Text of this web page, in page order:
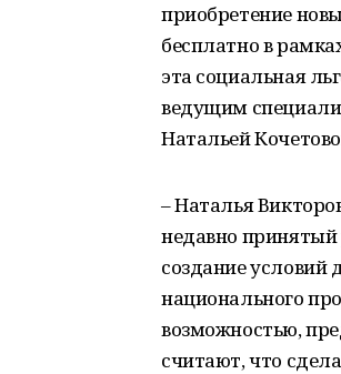
приобретение
бесплатно в
эта социальная
ведущим
Натальей
– Наталья
недавно принятый
создание условий
национального
возможностью,
считают, что